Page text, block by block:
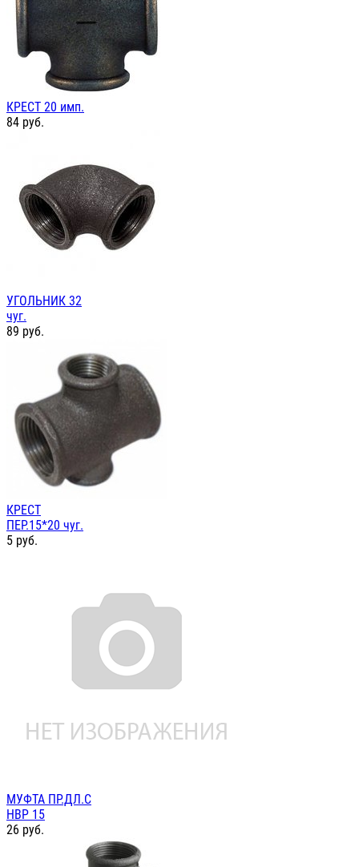
КРЕСТ 20 имп.
84 руб.
УГОЛЬНИК 32
чуг.
89 руб.
КРЕСТ
ПЕР.15*20 чуг.
5 руб.
МУФТА ПР.ДЛ.С
НВР 15
26 руб.